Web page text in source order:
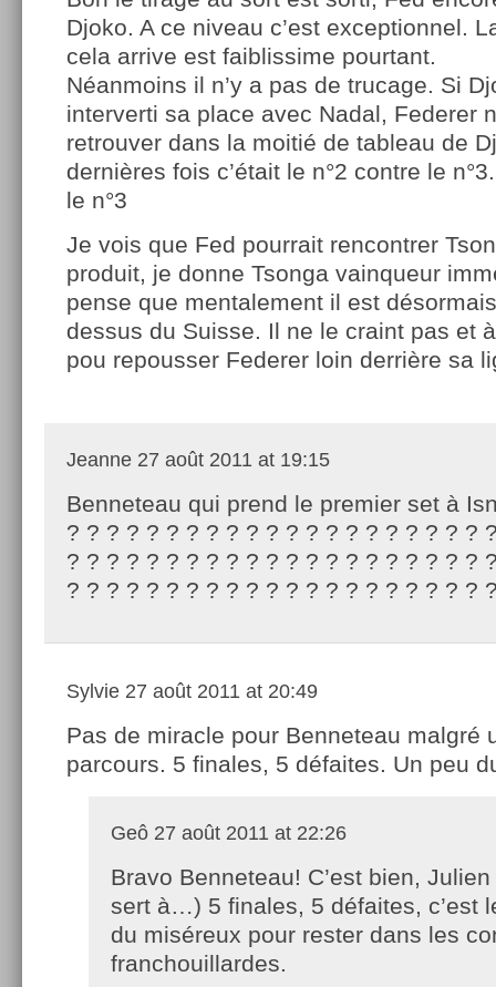
Djoko. A ce niveau c’est exceptionnel.
cela arrive est faiblissime pourtant.
Néanmoins il n’y a pas de trucage. Si
interverti sa place avec Nadal, Federer
retrouver dans la moitié de tableau de
dernières fois c’était le n°2 contre le
le n°3
Je vois que Fed pourrait rencontrer
produit, je donne Tsonga vainqueur
pense que mentalement il est
dessus du Suisse. Il ne le craint pas et
pou repousser Federer loin derrière sa
Jeanne 27 août 2011 at 19:15
Benneteau qui prend le premier set à
? ? ? ? ? ? ? ? ? ? ? ? ? ? ? ? ? ? ? ? ?
? ? ? ? ? ? ? ? ? ? ? ? ? ? ? ? ? ? ? ? ?
? ? ? ? ? ? ? ? ? ? ? ? ? ? ? ? ? ? ? ? ?
Sylvie 27 août 2011 at 20:49
Pas de miracle pour Benneteau malgré
parcours. 5 finales, 5 défaites. Un peu
Geô 27 août 2011 at 22:26
Bravo Benneteau! C’est bien,
sert à…) 5 finales, 5 défaites, c’est
du miséreux pour rester dans les
franchouillardes.